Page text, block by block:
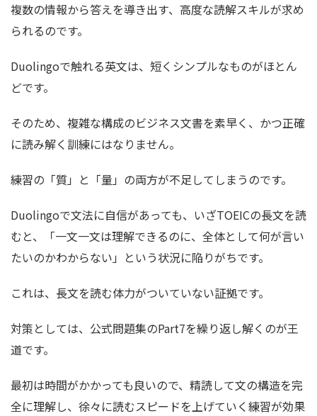
複数の情報から答えを導き出す、高度な読解スキルが求め
られるのです。
Duolingoで触れる英文は、短くシンプルなものがほとん
どです。
そのため、複雑な構成のビジネス文書を素早く、かつ正確
に読み解く訓練にはなりません。
練習の「質」と「量」の両方が不足してしまうのです。
Duolingoで文法に自信があっても、いざTOEICの長文を読
むと、「一文一文は理解できるのに、全体として何が言い
たいのかわからない」という状況に陥りがちです。
これは、長文を読む体力がついていない証拠です。
対策としては、公式問題集のPart7を繰り返し解くのが王
道です。
最初は時間がかかっても良いので、精読して文の構造を完
全に理解し、徐々に読むスピードを上げていく練習が効果